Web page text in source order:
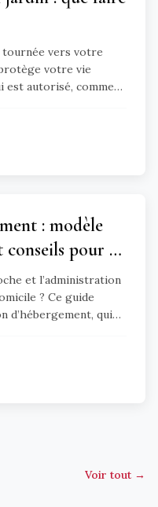
tournée vers votre
votre vie
est autorisé, comment
justice) et vos
: modèle
pour ne
et l’administration
? Ce guide
d’hébergement, qui
Voir tout →